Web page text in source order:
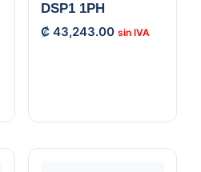
DSP1 1PH
₡ 43,243.00